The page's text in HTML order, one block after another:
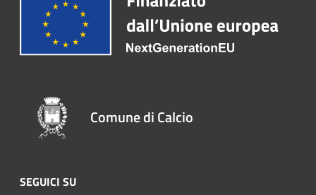
Comune di Calcio
SEGUICI SU